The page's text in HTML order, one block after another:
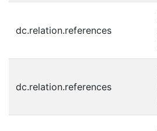
dc.relation.references
dc.relation.references